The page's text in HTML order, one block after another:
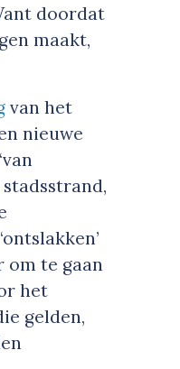
doordat
maakt,
van het
nieuwe
om te gaan
het
gelden,